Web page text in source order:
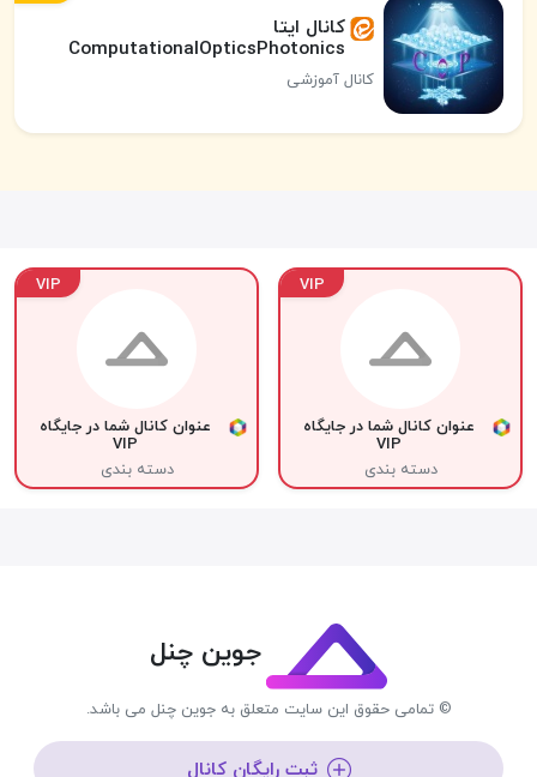
کانال ایتا
ComputationalOpticsPhotonics
کانال آموزشی
VIP
عنوان کانال شما در جایگاه
VIP
دسته بندی
VIP
عنوان کانال شما در جایگاه
VIP
دسته بندی
جوین چنل
© تمامی حقوق این سایت متعلق به جوین چنل می باشد.
ثبت رایگان کانال